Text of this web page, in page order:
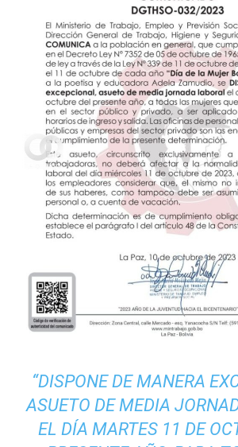
“DISPONE DE MANERA
ASUETO DE MEDIA
EL DÍA MARTES 11 DE